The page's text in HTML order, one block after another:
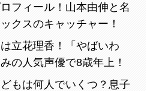
フィール！山本由伸と名
クスのキャッチャー！
立花理香！「やばいわ
の人気声優で8歳年上！
もは何人でいくつ？息子